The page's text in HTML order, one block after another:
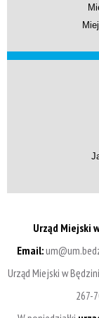
Urząd Miejski
Email:
Urząd Miejski w
267-